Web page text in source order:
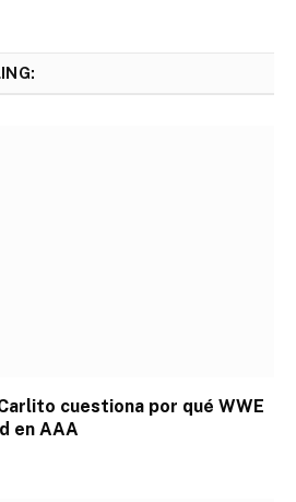
cuestiona por qué WWE
en AAA